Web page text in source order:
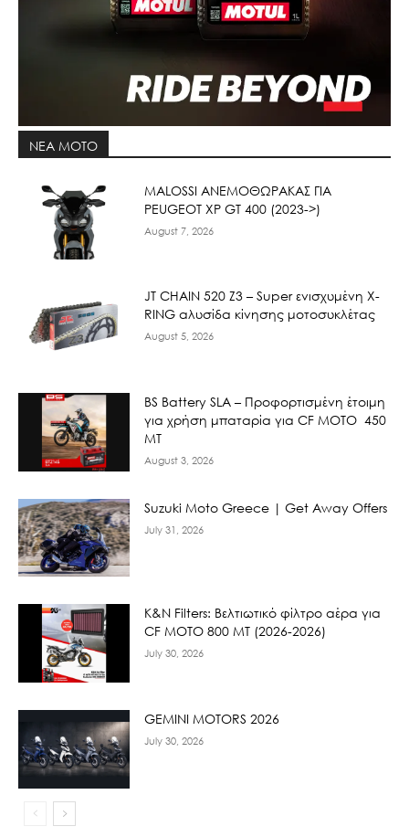
ΝΕΑ MOTO
ΜΑLOSSI ΑΝΕΜΟΘΩΡΑΚΑΣ ΓΙΑ
PEUGEOT XP GT 400 (2023->)
August 7, 2026
JT CHAIN 520 Ζ3 – Super ενισχυμένη X-
RING αλυσίδα κίνησης μοτοσυκλέτας
August 5, 2026
BS Battery SLA – Προφορτισμένη έτοιμη
για χρήση μπαταρία για CF MOTO 450
MT
August 3, 2026
Suzuki Moto Greece | Get Away Offers
July 31, 2026
K&N Filters: Βελτιωτικό φίλτρο αέρα για
CF ΜΟΤΟ 800 ΜΤ (2026-2026)
July 30, 2026
GEMINI MOTORS 2026
July 30, 2026